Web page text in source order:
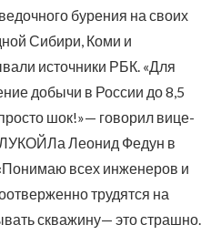
бурения на своих
Сибири, Коми и
источники РБК. «Для
добычи в России до 8,5
шок!»— говорил вице-
ЛУКОЙЛа Леонид Федун в
всех инженеров и
трудятся на
скважину— это страшно.